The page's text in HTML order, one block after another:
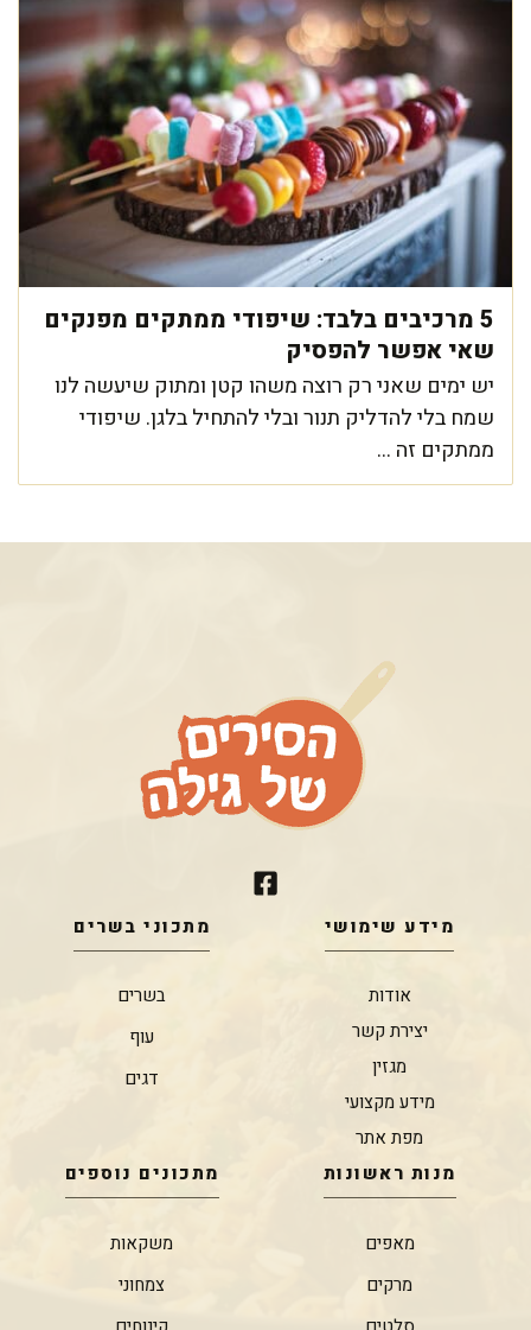
5 מרכיבים בלבד: שיפודי ממתקים מפנקים
שאי אפשר להפסיק
יש ימים שאני רק רוצה משהו קטן ומתוק שיעשה לנו
שמח בלי להדליק תנור ובלי להתחיל בלגן. שיפודי
ממתקים זה ...
מידע שימושי
אודות
יצירת קשר
מגזין
מידע מקצועי
מפת אתר
מתכוני בשרים
בשרים
עוף
דגים
מנות ראשונות
מאפים
מרקים
מתכונים נוספים
משקאות
צמחוני